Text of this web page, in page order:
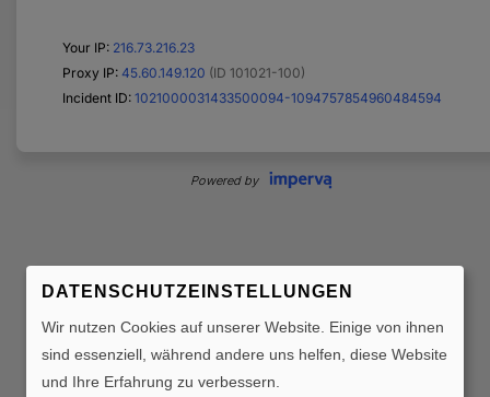
DATENSCHUTZEINSTELLUNGEN
Wir nutzen Cookies auf unserer Website. Einige von ihnen
sind essenziell, während andere uns helfen, diese Website
und Ihre Erfahrung zu verbessern.